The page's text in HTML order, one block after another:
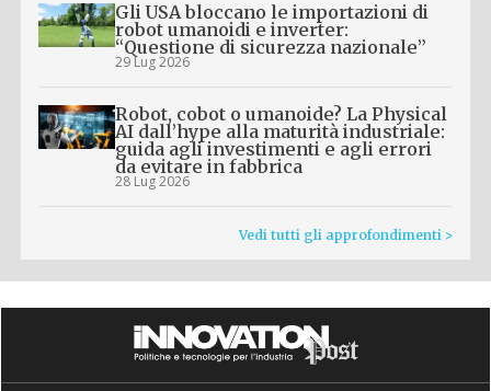
Gli USA bloccano le importazioni di
robot umanoidi e inverter:
“Questione di sicurezza nazionale”
29 Lug 2026
Robot, cobot o umanoide? La Physical
AI dall’hype alla maturità industriale:
guida agli investimenti e agli errori
da evitare in fabbrica
28 Lug 2026
Vedi tutti gli approfondimenti >